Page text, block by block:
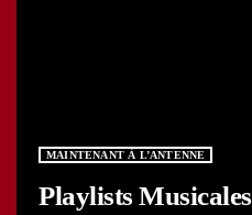
MAINTENANT À L’ANTENNE
Playlists Musicales